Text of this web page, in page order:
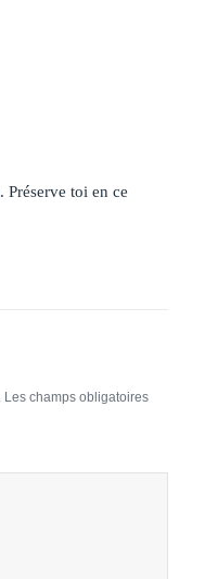
toi en ce
Les champs obligatoires